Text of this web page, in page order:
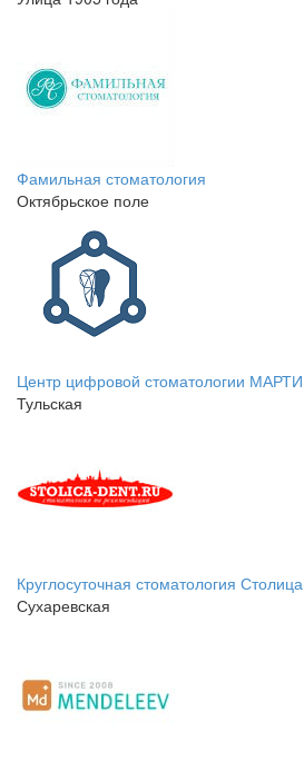
Фамильная стоматология
Октябрьское поле
Центр цифровой стоматологии МАРТИ
Тульская
Круглосуточная стоматология Столица
Сухаревская